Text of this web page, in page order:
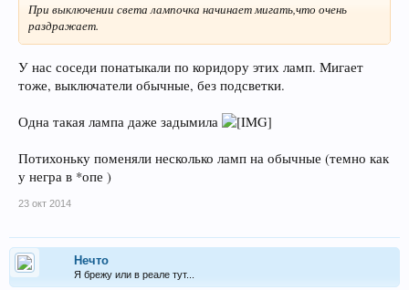
При выключении света лампочка начинает мигать,что очень
раздражает.
У нас соседи понатыкали по коридору этих ламп. Мигает
тоже, выключатели обычные, без подсветки.
Одна такая лампа даже задымила
Потихоньку поменяли несколько ламп на обычные (темно как
у негра в *опе )
23 окт 2014
Нечто
Я брежу или в реале тут...